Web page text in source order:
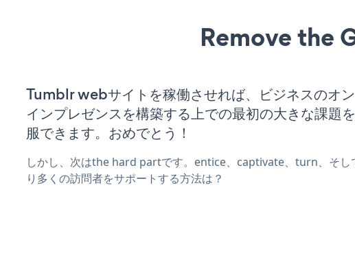
Remove the
Tumblr webサイトを稼働させれば、ビジネスのオ
インプレゼンスを構築する上での最初の大きな課題
服できます。おめでとう！
しかし、次はthe hard partです。entice、captivate、turn、そし
り多くの訪問者をサポートする方法は？